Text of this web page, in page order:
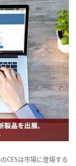
CESは市場に登場する